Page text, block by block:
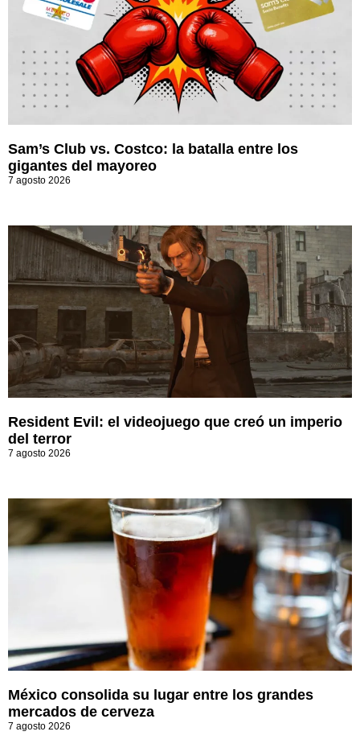
Sam’s Club vs. Costco: la batalla entre los
gigantes del mayoreo
7 agosto 2026
Resident Evil: el videojuego que creó un imperio
del terror
7 agosto 2026
México consolida su lugar entre los grandes
mercados de cerveza
7 agosto 2026